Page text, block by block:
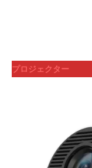
プロジェクター